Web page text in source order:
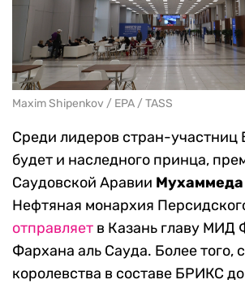
Maxim Shipenkov / EPA / TASS
Среди лидеров стран-
будет и наследного принца,
Саудовской Аравии Мухаммеда
Нефтяная монархия
отправляет в Казань главу МИД
Фархана аль Сауда. Более того,
королевства в составе БРИКС